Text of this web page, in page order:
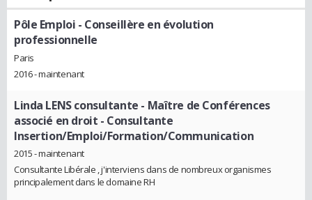
Pôle Emploi - Conseillère en évolution
professionnelle
Paris
2016 - maintenant
Linda LENS consultante - Maître de Conférences
associé en droit - Consultante
Insertion/Emploi/Formation/Communication
2015 - maintenant
Consultante Libérale , j'interviens dans de nombreux organismes
principalement dans le domaine RH